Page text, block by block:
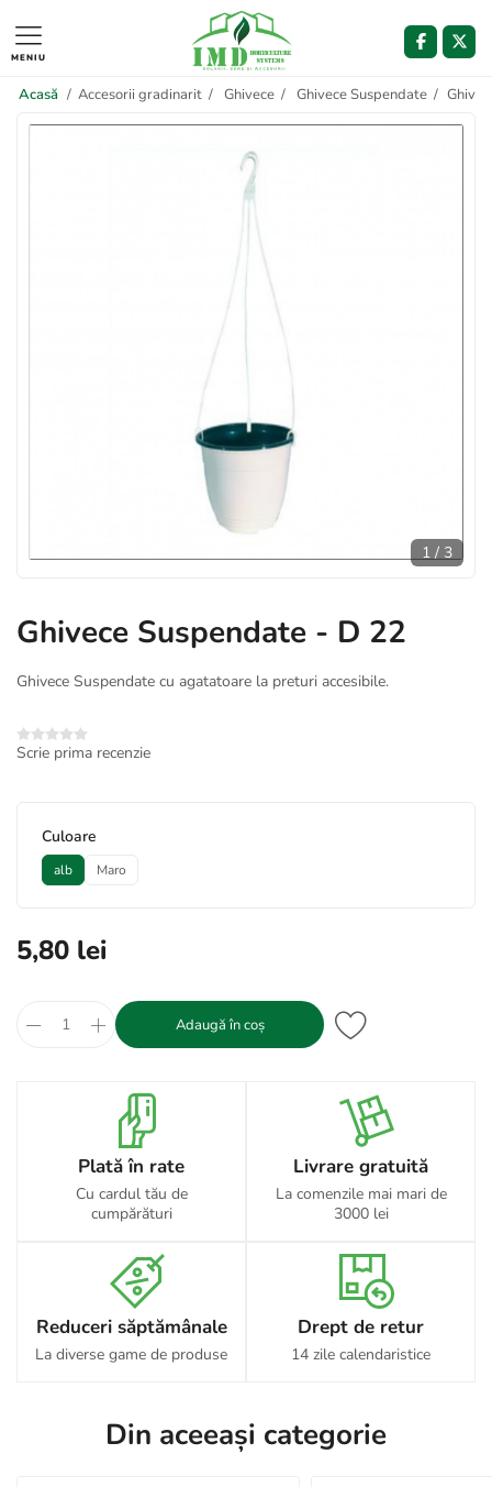
MENIU
Acasă / Accesorii gradinarit / Ghivece / Ghivece Suspendate /
1 / 3
Ghivece Suspendate - D 22
Ghivece Suspendate cu agatatoare la preturi accesibile.
Scrie prima recenzie
Culoare
alb Maro
5,80 lei
Adaugă în coș
Plată în rate
Cu cardul tău de
cumpărături
Livrare gratuită
La comenzile mai mari de
3000 lei
Reduceri săptămânale
La diverse game de produse
Drept de retur
14 zile calendaristice
Din aceeași categorie